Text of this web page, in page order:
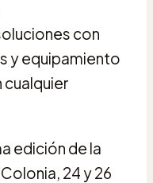
con
y equipamiento
cualquier
edición de la
24 y 26